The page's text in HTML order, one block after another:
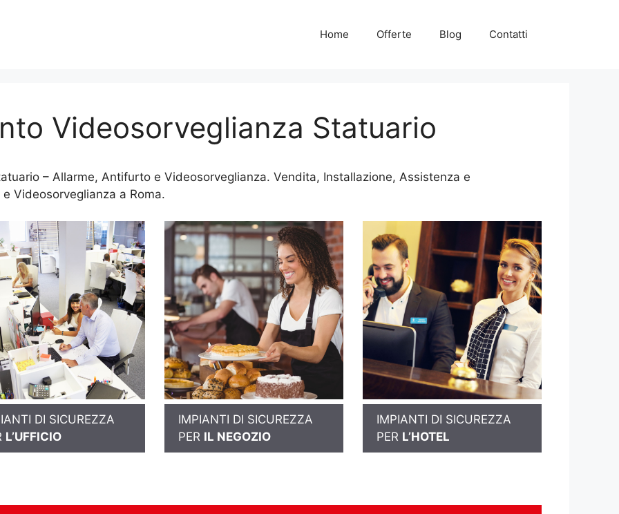
Home Offerte Blog Contatti
Videosorveglianza Statuario
– Allarme, Antifurto e Videosorveglianza. Vendita, Installazione, Assistenza e
e Videosorveglianza a Roma.
DI SICUREZZA
L’UFFICIO
IMPIANTI DI SICUREZZA
PER IL NEGOZIO
IMPIANTI DI SICUREZZA
PER L’HOTEL